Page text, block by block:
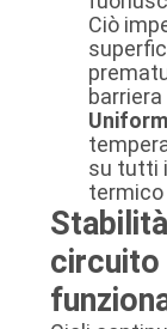
Ciò
su tutti
circuito